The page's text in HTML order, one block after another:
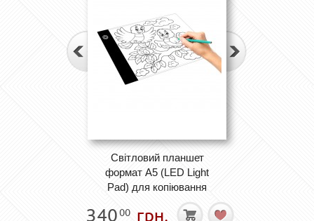
Світловий планшет
формат А5 (LED Light
Pad) для копіювання
34000 грн.